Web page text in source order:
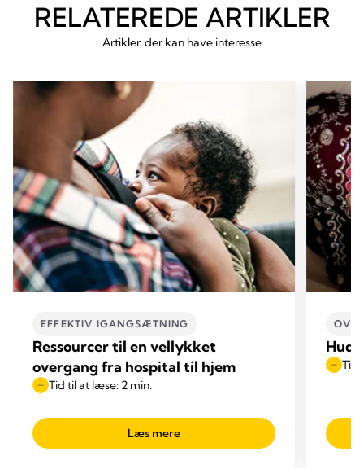
RELATEREDE ARTIKLER
Artikler, der kan have interesse
EFFEKTIV IGANGSÆTNING
Ressourcer til en vellykket
overgang fra hospital til hjem
Tid til at læse: 2 min.
Læs mere
Tid